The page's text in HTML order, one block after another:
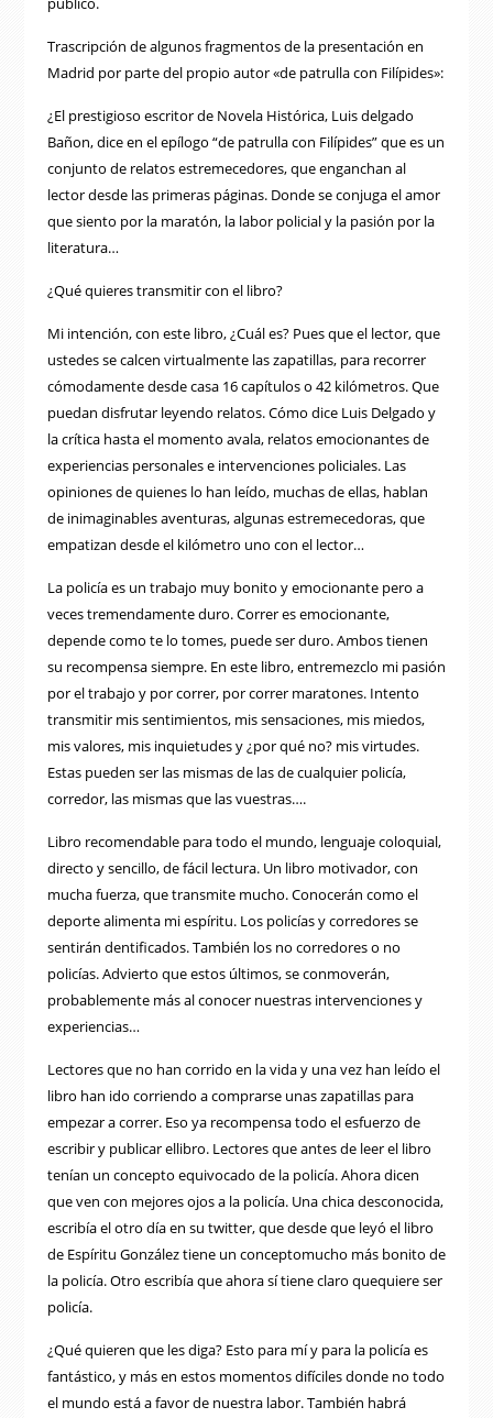
Trascripción de algunos fragmentos de la presentación en
Madrid por parte del propio autor «de patrulla con Filípides»:
¿El prestigioso escritor de Novela Histórica, Luis delgado
Bañon, dice en el epílogo “de patrulla con Filípides” que es un
conjunto de relatos estremecedores, que enganchan al
lector desde las primeras páginas. Donde se conjuga el amor
que siento por la maratón, la labor policial y la pasión por la
literatura…
¿Qué quieres transmitir con el libro?
Mi intención, con este libro, ¿Cuál es? Pues que el lector, que
ustedes se calcen virtualmente las zapatillas, para recorrer
cómodamente desde casa 16 capítulos o 42 kilómetros. Que
puedan disfrutar leyendo relatos. Cómo dice Luis Delgado y
la crítica hasta el momento avala, relatos emocionantes de
experiencias personales e intervenciones policiales. Las
opiniones de quienes lo han leído, muchas de ellas, hablan
de inimaginables aventuras, algunas estremecedoras, que
empatizan desde el kilómetro uno con el lector…
La policía es un trabajo muy bonito y emocionante pero a
veces tremendamente duro. Correr es emocionante,
depende como te lo tomes, puede ser duro. Ambos tienen
su recompensa siempre. En este libro, entremezclo mi pasión
por el trabajo y por correr, por correr maratones. Intento
transmitir mis sentimientos, mis sensaciones, mis miedos,
mis valores, mis inquietudes y ¿por qué no? mis virtudes.
Estas pueden ser las mismas de las de cualquier policía,
corredor, las mismas que las vuestras….
Libro recomendable para todo el mundo, lenguaje coloquial,
directo y sencillo, de fácil lectura. Un libro motivador, con
mucha fuerza, que transmite mucho. Conocerán como el
deporte alimenta mi espíritu. Los policías y corredores se
sentirán dentificados. También los no corredores o no
policías. Advierto que estos últimos, se conmoverán,
probablemente más al conocer nuestras intervenciones y
experiencias…
Lectores que no han corrido en la vida y una vez han leído el
libro han ido corriendo a comprarse unas zapatillas para
empezar a correr. Eso ya recompensa todo el esfuerzo de
escribir y publicar ellibro. Lectores que antes de leer el libro
tenían un concepto equivocado de la policía. Ahora dicen
que ven con mejores ojos a la policía. Una chica desconocida,
escribía el otro día en su twitter, que desde que leyó el libro
de Espíritu González tiene un conceptomucho más bonito de
la policía. Otro escribía que ahora sí tiene claro quequiere ser
policía.
¿Qué quieren que les diga? Esto para mí y para la policía es
fantástico, y más en estos momentos difíciles donde no todo
el mundo está a favor de nuestra labor. También habrá